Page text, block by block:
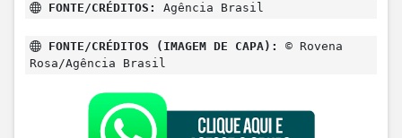
FONTE/CRÉDITOS: Agência Brasil
FONTE/CRÉDITOS (IMAGEM DE CAPA):
© Rovena
Rosa/Agência Brasil